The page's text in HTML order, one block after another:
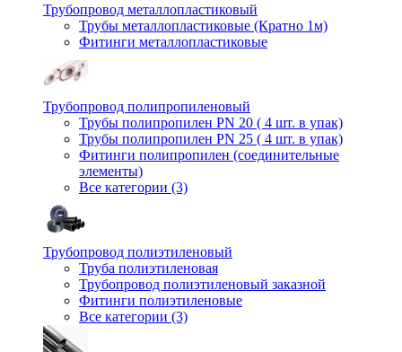
Трубопровод металлопластиковый
Трубы металлопластиковые (Кратно 1м)
Фитинги металлопластиковые
Трубопровод полипропиленовый
Трубы полипропилен PN 20 ( 4 шт. в упак)
Трубы полипропилен PN 25 ( 4 шт. в упак)
Фитинги полипропилен (cоединительные
элементы)
Все категории (3)
Трубопровод полиэтиленовый
Труба полиэтиленовая
Трубопровод полиэтиленовый заказной
Фитинги полиэтиленовые
Все категории (3)